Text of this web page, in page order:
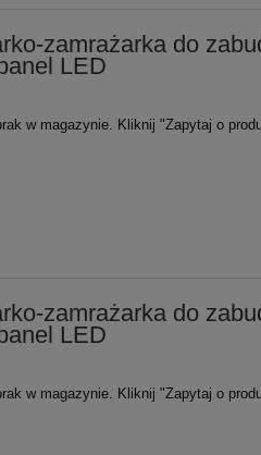
zamrażarka do
LED
w magazynie. Kliknij "Zapytaj o
zamrażarka do
LED
w magazynie. Kliknij "Zapytaj o